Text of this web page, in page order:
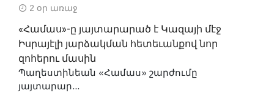
2 օր առաջ
«Համաս»-ը յայտարարած է Կազայի մէջ
Իսրայէլի յարձակման հետեւանքով նոր
զոհերու մասին
Պաղեստինեան «Համաս» շարժումը
յայտարար...